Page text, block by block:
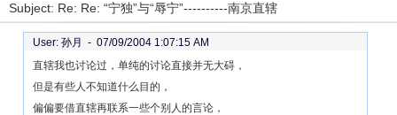
Subject: Re: Re: “宁独”与“辱宁”----------南京直辖
User: 孙月 - 07/09/2004 1:07:15 AM
直辖我也讨论过，单纯的讨论直接并无大碍，
但是有些人不知道什么目的，
偏偏要借直辖再联系一些个别人的言论，